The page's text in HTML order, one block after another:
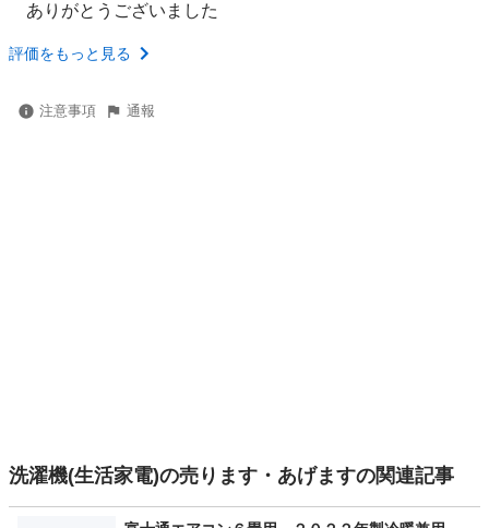
ありがとうございました
評価をもっと見る
注意事項 通報
洗濯機(生活家電)の売ります・あげますの関連記事